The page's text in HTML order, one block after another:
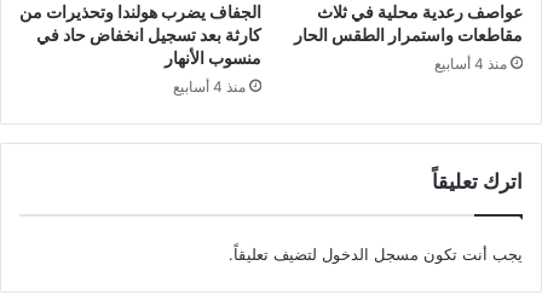
عواصف رعدية محلية في ثلاث
مقاطعات واستمرار الطقس الحار
منذ 4 أسابيع
الجفاف يضرب هولندا وتحذيرات من
كارثة بعد تسجيل انخفاض حاد في
منسوب الأنهار
منذ 4 أسابيع
اترك تعليقاً
يجب أنت تكون مسجل الدخول لتضيف تعليقاً.